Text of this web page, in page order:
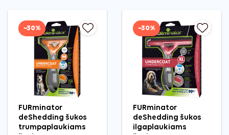
−30%
FURminator
deShedding šukos
trumpaplaukiams
−30%
FURminator
deShedding šukos
ilgaplaukiams